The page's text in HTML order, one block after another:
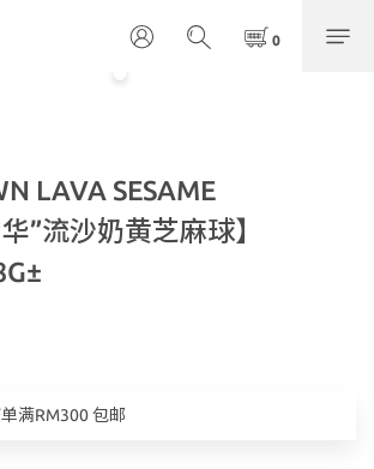
LAVA SESAME
”流沙奶黄芝麻球】
满RM300 包邮